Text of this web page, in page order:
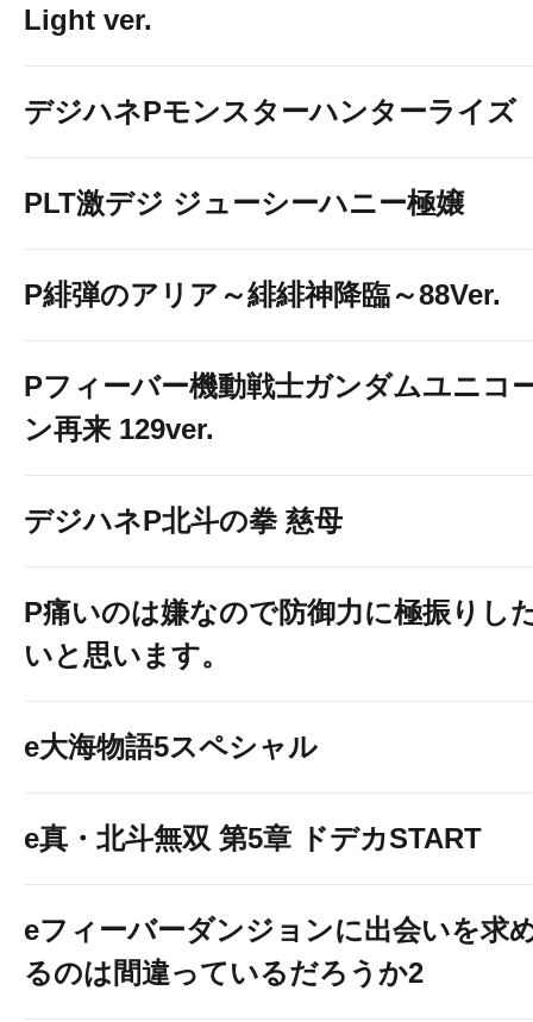
Light ver.
デジハネPモンスターハンターライズ
PLT激デジ ジューシーハニー極嬢
P緋弾のアリア～緋緋神降臨～88Ver.
Pフィーバー機動戦士ガンダムユニコ
ン再来 129ver.
デジハネP北斗の拳 慈母
P痛いのは嫌なので防御力に極振りし
いと思います。
e大海物語5スペシャル
e真・北斗無双 第5章 ドデカSTART
eフィーバーダンジョンに出会いを求
るのは間違っているだろうか2